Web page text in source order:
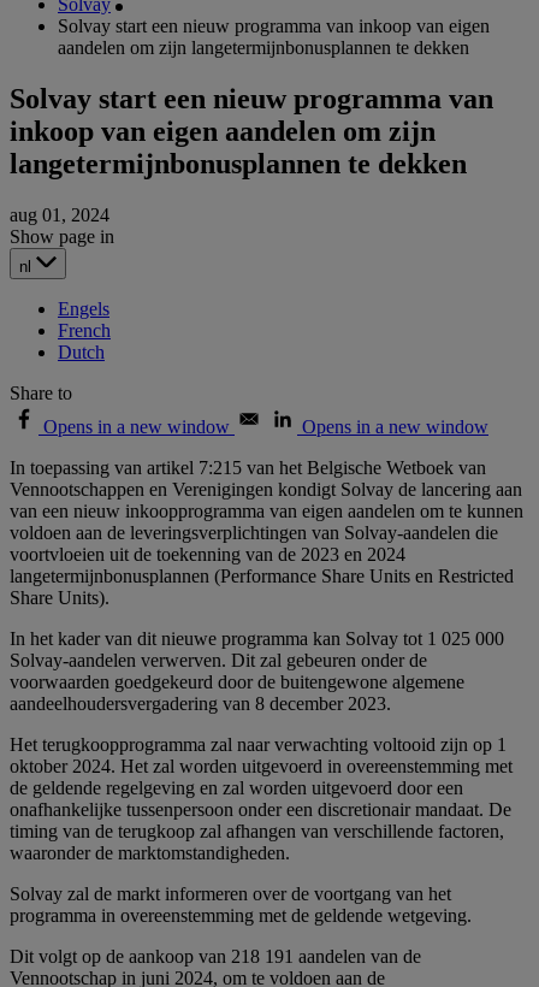
Solvay
Solvay start een nieuw programma van inkoop van eigen
aandelen om zijn langetermijnbonusplannen te dekken
Solvay start een nieuw programma van
inkoop van eigen aandelen om zijn
langetermijnbonusplannen te dekken
aug 01, 2024
Show page in
nl
Engels
French
Dutch
Share to
Opens in a new window
Opens in a new window
In toepassing van artikel 7:215 van het Belgische Wetboek van
Vennootschappen en Verenigingen kondigt Solvay de lancering aan
van een nieuw inkoopprogramma van eigen aandelen om te kunnen
voldoen aan de leveringsverplichtingen van Solvay-aandelen die
voortvloeien uit de toekenning van de 2023 en 2024
langetermijnbonusplannen (Performance Share Units en Restricted
Share Units).
In het kader van dit nieuwe programma kan Solvay tot 1 025 000
Solvay-aandelen verwerven. Dit zal gebeuren onder de
voorwaarden goedgekeurd door de buitengewone algemene
aandeelhoudersvergadering van 8 december 2023.
Het terugkoopprogramma zal naar verwachting voltooid zijn op 1
oktober 2024. Het zal worden uitgevoerd in overeenstemming met
de geldende regelgeving en zal worden uitgevoerd door een
onafhankelijke tussenpersoon onder een discretionair mandaat. De
timing van de terugkoop zal afhangen van verschillende factoren,
waaronder de marktomstandigheden.
Solvay zal de markt informeren over de voortgang van het
programma in overeenstemming met de geldende wetgeving.
Dit volgt op de aankoop van 218 191 aandelen van de
Vennootschap in juni 2024, om te voldoen aan de